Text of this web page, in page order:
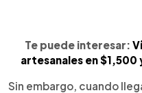
Te puede interesar:
artesanales en
Sin embargo, cuando